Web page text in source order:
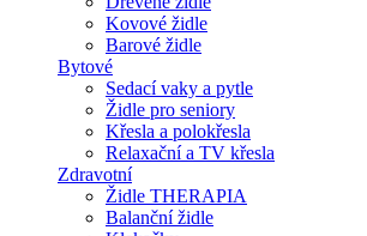
Kovové židle
Barové židle
Bytové
Sedací vaky a pytle
Židle pro seniory
Křesla a polokřesla
Relaxační a TV křesla
Zdravotní
Židle THERAPIA
Balanční židle